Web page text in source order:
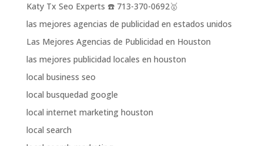
Katy Tx Seo Experts ☎️ 713-370-0692🥇
las mejores agencias de publicidad en estados unidos
Las Mejores Agencias de Publicidad en Houston
las mejores publicidad locales en houston
local business seo
local busquedad google
local internet marketing houston
local search